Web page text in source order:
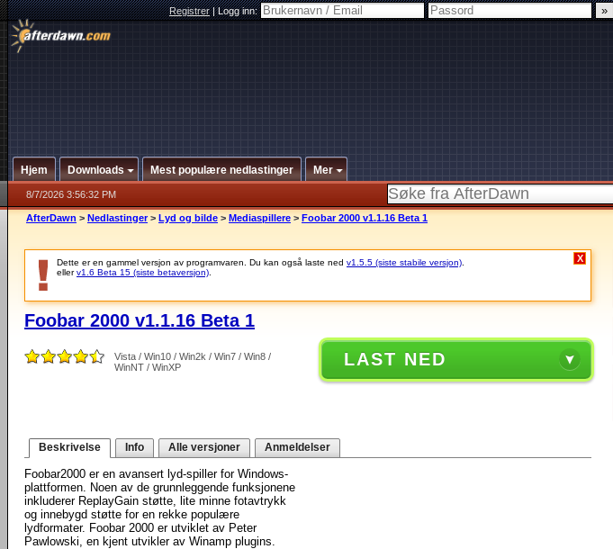
Registrer|Logg inn:
Hjem Downloads Mest populære nedlastinger Mer
8/7/2026 3:56:32 PM
AfterDawn > Nedlastinger > Lyd og bilde > Mediaspillere > Foobar 2000 v1.1.16 Beta 1
Dette er en gammel versjon av programvaren. Du kan også laste ned v1.5.5 (siste stabile versjon)
ellerv1.6 Beta 15 (siste betaversjon)
X
Foobar 2000 v1.1.16 Beta 1
Vista / Win10 / Win2k / Win7 / Win8 /
WinNT / WinXP
LAST NED
Beskrivelse Info Alle versjoner Anmeldelser
Foobar2000 er en avansert lyd-spiller for Windows-
plattformen. Noen av de grunnleggende funksjonene
inkluderer ReplayGain støtte, lite minne fotavtrykk
og innebygd støtte for en rekke populære
lydformater. Foobar 2000 er utviklet av Peter
Pawlowski, en kjent utvikler av Winamp plugins.